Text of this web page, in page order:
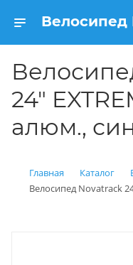
24"
алюм.,
Главная Каталог
Велосипед Novatrack